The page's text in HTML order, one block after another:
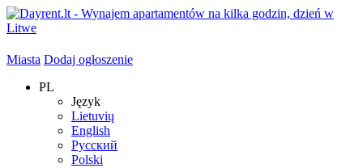
Miasta Dodaj ogłoszenie
PL
Język
Lietuvių
English
Русский
Polski